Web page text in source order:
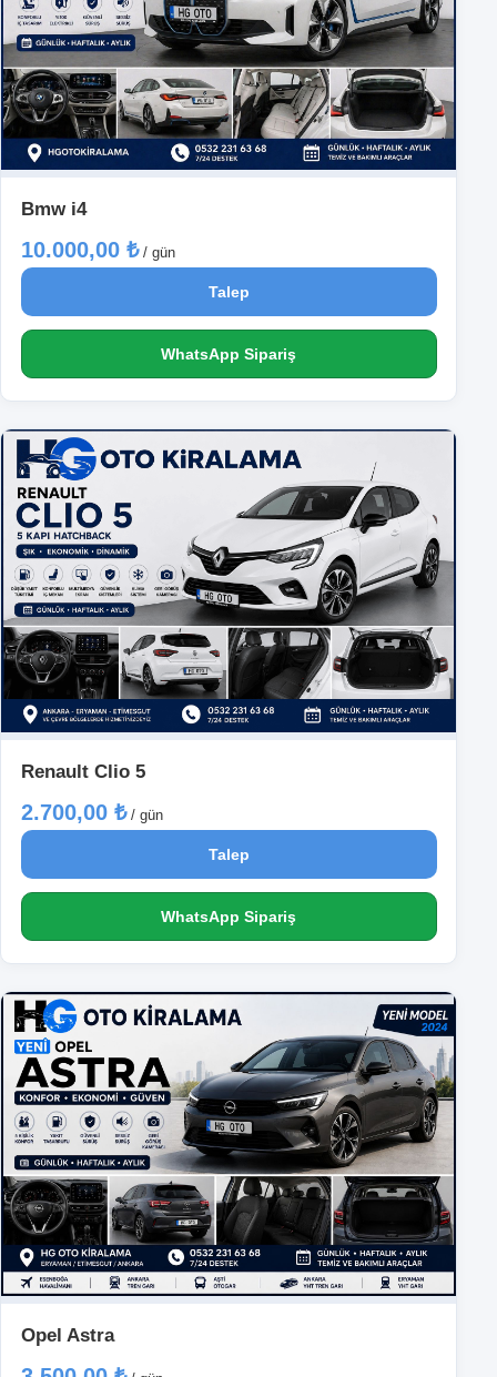
Bmw i4
10.000,00 ₺ / gün
Talep
WhatsApp Sipariş
Renault Clio 5
2.700,00 ₺ / gün
Talep
WhatsApp Sipariş
Opel Astra